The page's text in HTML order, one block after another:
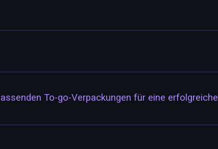
To-go-Verpackungen für eine erfolgreiche